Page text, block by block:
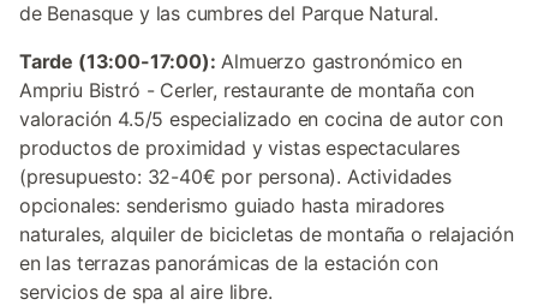
de Benasque y las cumbres del Parque Natural.
Tarde (13:00-17:00): Almuerzo gastronómico en
Ampriu Bistró - Cerler, restaurante de montaña con
valoración 4.5/5 especializado en cocina de autor con
productos de proximidad y vistas espectaculares
(presupuesto: 32-40€ por persona). Actividades
opcionales: senderismo guiado hasta miradores
naturales, alquiler de bicicletas de montaña o relajación
en las terrazas panorámicas de la estación con
servicios de spa al aire libre.